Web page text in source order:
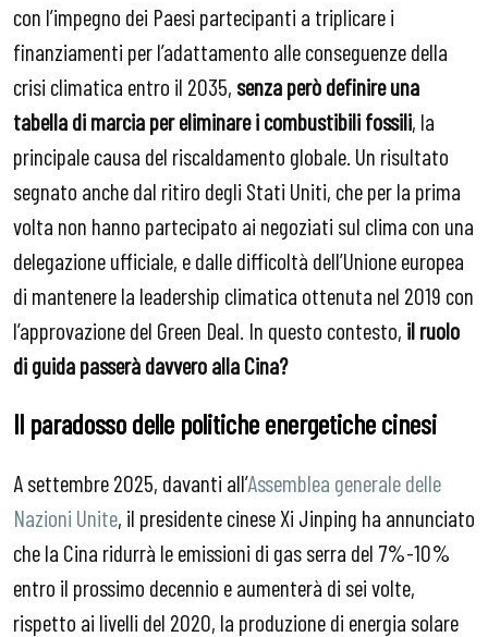
con l’impegno dei Paesi partecipanti a triplicare i
finanziamenti per l’adattamento alle conseguenze della
crisi climatica entro il 2035, senza però definireuna
tabella di marcia per eliminare i combustibili fossili, la
principale causa del riscaldamento globale. Un risultato
segnato anche dal ritiro degli Stati Uniti, che per la prima
volta non hanno partecipato ai negoziati sul clima con una
delegazione ufficiale, e dalle difficoltà dell’Unione europea
di mantenere la leadership climatica ottenuta nel 2019 con
l’approvazione del Green Deal. In questo contesto, il ruolo
di guida passerà davvero alla Cina?
Il paradosso delle politiche energetiche cinesi
A settembre 2025, davanti all’Assemblea generale delle
Nazioni Unite, il presidente cinese Xi Jinping ha annunciato
che la Cina ridurrà le emissioni di gas serra del 7%-10%
entro il prossimo decennio e aumenterà di sei volte,
rispetto ai livelli del 2020, la produzione di energia solare